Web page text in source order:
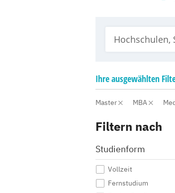
Ihreausgewählten
Master MBA
Filtern nach
Studienform
Vollzeit
Fernstudium